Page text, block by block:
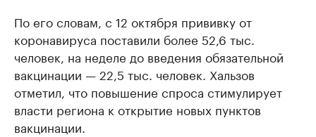
По его словам, с 12 октября прививку от
коронавируса поставили более 52,6 тыс.
человек, на неделе до введения обязательной
вакцинации — 22,5 тыс. человек. Хальзов
отметил, что повышение спроса стимулирует
власти региона к открытие новых пунктов
вакцинации.